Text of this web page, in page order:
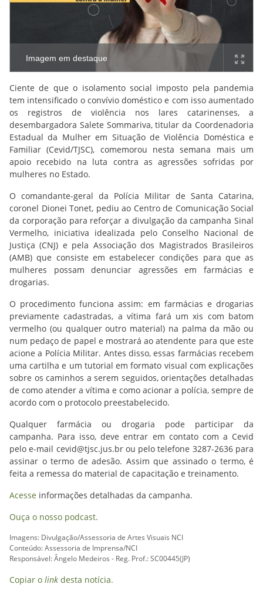
Imagem em destaque
Ciente de que o isolamento social imposto pela pandemia
tem intensificado o convívio doméstico e com isso aumentado
os registros de violência nos lares catarinenses, a
desembargadora Salete Sommariva, titular da Coordenadoria
Estadual da Mulher em Situação de Violência Doméstica e
Familiar (Cevid/TJSC), comemorou nesta semana mais um
apoio recebido na luta contra as agressões sofridas por
mulheres no Estado.
O comandante-geral da Polícia Militar de Santa Catarina,
coronel Dionei Tonet, pediu ao Centro de Comunicação Social
da corporação para reforçar a divulgação da campanha Sinal
Vermelho, iniciativa idealizada pelo Conselho Nacional de
Justiça (CNJ) e pela Associação dos Magistrados Brasileiros
(AMB) que consiste em estabelecer condições para que as
mulheres possam denunciar agressões em farmácias e
drogarias.
O procedimento funciona assim: em farmácias e drogarias
previamente cadastradas, a vítima fará um xis com batom
vermelho (ou qualquer outro material) na palma da mão ou
num pedaço de papel e mostrará ao atendente para que este
acione a Polícia Militar. Antes disso, essas farmácias recebem
uma cartilha e um tutorial em formato visual com explicações
sobre os caminhos a serem seguidos, orientações detalhadas
de como atender a vítima e como acionar a polícia, sempre de
acordo com o protocolo preestabelecido.
Qualquer farmácia ou drogaria pode participar da
campanha. Para isso, deve entrar em contato com a Cevid
pelo e-mail cevid@tjsc.jus.br ou pelo telefone 3287-2636 para
assinar o termo de adesão. Assim que assinado o termo, é
feita a remessa do material de capacitação e treinamento.
Acesse informações detalhadas da campanha.
Ouça o nosso podcast.
Imagens: Divulgação/Assessoria de Artes Visuais NCI
Conteúdo: Assessoria de Imprensa/NCI
Responsável: Ângelo Medeiros - Reg. Prof.: SC00445(JP)
Copiar o link desta notícia.